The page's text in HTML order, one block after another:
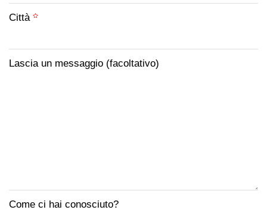
Città
Lascia un messaggio (facoltativo)
Come ci hai conosciuto?